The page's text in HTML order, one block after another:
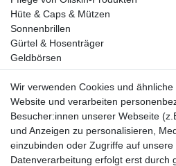
Hüte & Caps & Mützen
Sonnenbrillen
Gürtel & Hosenträger
Geldbörsen
Vorkasse, Abholung
Wir verwenden Cookies und
Website und verarbeiten
Besucher:innen unserer Webseite
und Anzeigen zu personalisieren,
einzubinden oder Zugriffe auf
Datenverarbeitung erfolgt erst durch